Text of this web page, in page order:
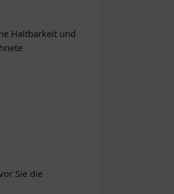
Haltbarkeit und
Sie die